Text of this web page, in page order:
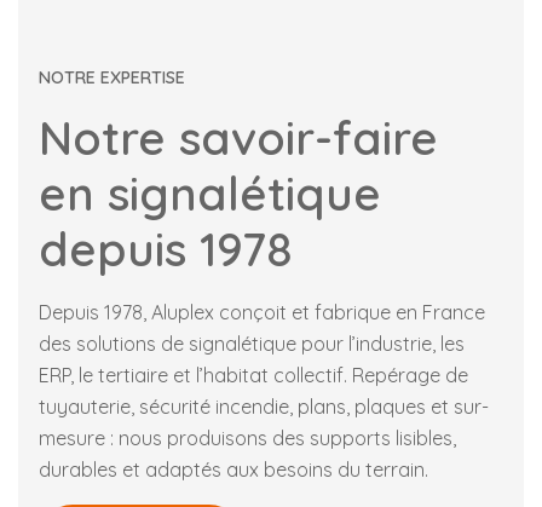
NOTRE EXPERTISE
Notre savoir-faire
en signalétique
depuis 1978
Depuis 1978, Aluplex conçoit et fabrique en France
des solutions de signalétique pour l’industrie, les
ERP, le tertiaire et l’habitat collectif. Repérage de
tuyauterie, sécurité incendie, plans, plaques et sur-
mesure : nous produisons des supports lisibles,
durables et adaptés aux besoins du terrain.